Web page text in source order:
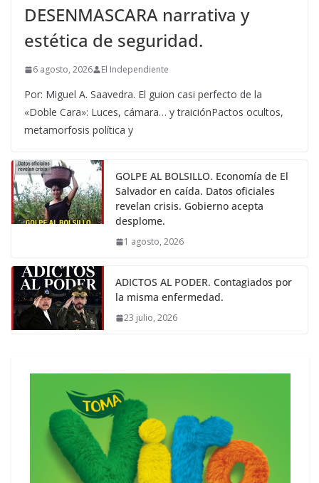
DESENMASCARA narrativa y
estética de seguridad.
6 agosto, 2026 El Independiente
Por: Miguel A. Saavedra. El guion casi perfecto de la
«Doble Cara»: Luces, cámara… y traiciónPactos ocultos,
metamorfosis política y
GOLPE AL BOLSILLO. Economía de El
Salvador en caída. Datos oficiales
revelan crisis. Gobierno acepta
desplome.
1 agosto, 2026
ADICTOS AL PODER. Contagiados por
la misma enfermedad.
23 julio, 2026